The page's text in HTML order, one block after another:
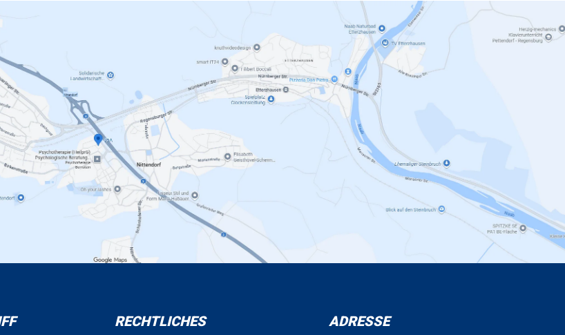
RECHTLICHES ADRESSE